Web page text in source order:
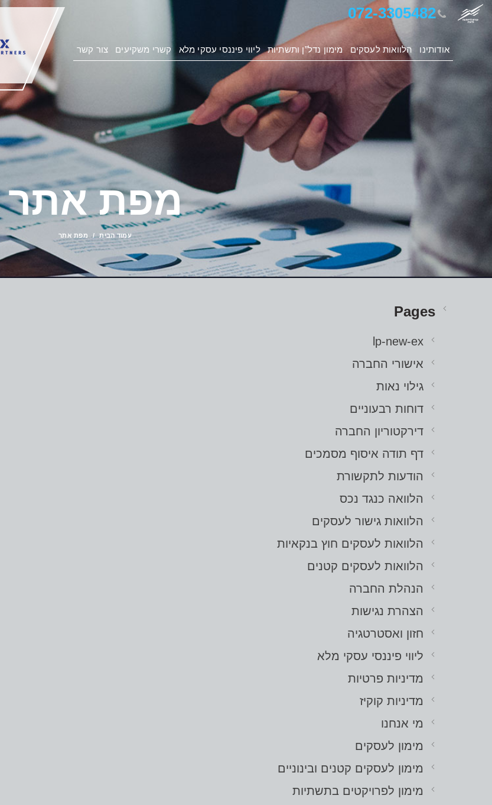
072-3305482
אודותינו הלוואות לעסקים מימון נדל”ן ותשתיות ליווי פיננסי עסקי מלא קשרי משקיעים צור קשר
מפת אתר
עמוד הבית מפת אתר
Pages
lp-new-ex
אישורי החברה
גילוי נאות
דוחות רבעוניים
דירקטוריון החברה
דף תודה איסוף מסמכים
הודעות לתקשורת
הלוואה כנגד נכס
הלוואות גישור לעסקים
הלוואות לעסקים חוץ בנקאיות
הלוואות לעסקים קטנים
הנהלת החברה
הצהרת נגישות
חזון ואסטרטגיה
ליווי פיננסי עסקי מלא
מדיניות פרטיות
מדיניות קוקיז
מי אנחנו
מימון לעסקים
מימון לעסקים קטנים ובינוניים
מימון לפרויקטים בתשתיות